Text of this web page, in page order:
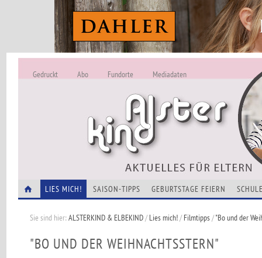
ALSTERKIND -
Alles Neu
Gedruckt Abo Fundorte Mediadaten
LIES MICH! SAISON-TIPPS GEBURTSTAGE FEIERN
Sie sind hier:ALSTERKIND & ELBEKIND/Lies mich!/Filmtipps/"Bo und der
"BO UND DER WEIHNACHTSSTERN"